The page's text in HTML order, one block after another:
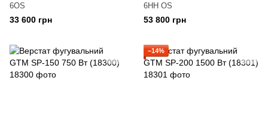
6OS
33 600 грн
6HH OS
53 800 грн
−14%